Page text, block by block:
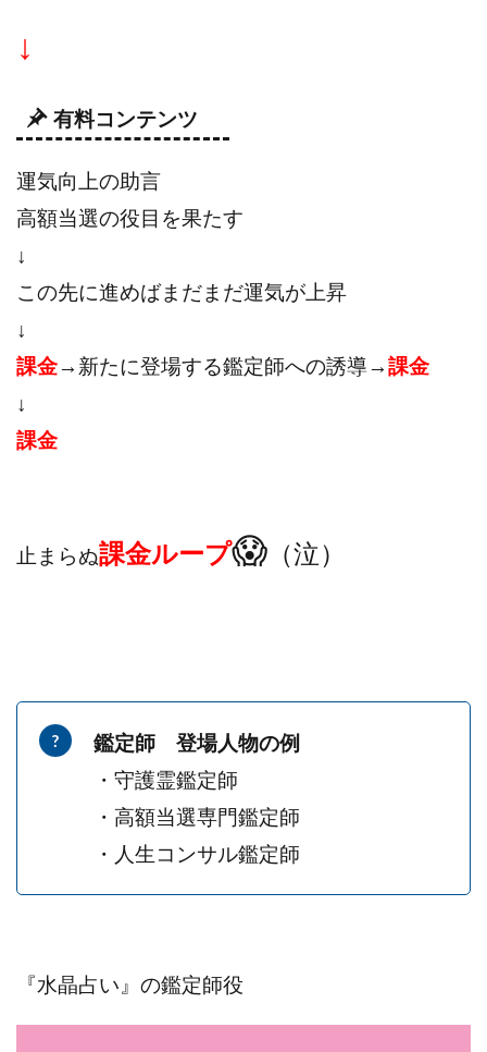
↓
有料コンテンツ
運気向上の助言
高額当選の役目を果たす
↓
この先に進めばまだまだ運気が上昇
↓
課金→新たに登場する鑑定師への誘導→課金
↓
課金
止まらぬ課金ループ😱 （泣）
鑑定師 登場人物の例
・守護霊鑑定師
・高額当選専門鑑定師
・人生コンサル鑑定師
『水晶占い』の鑑定師役